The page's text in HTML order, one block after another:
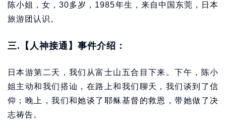
陈小姐，女，30多岁，1985年生，来自中国东莞，日本
旅游团认识。
三.【人神接通】事件介绍：
日本游第二天，我们从富士山五合目下来。下午，陈小
姐主动和我们搭讪，在路上和我们聊天，我们谈到了信
仰；晚上，我们和她谈了耶稣基督的救恩，带她做了决
志祷告。